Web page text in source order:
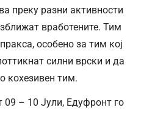
преку разни активности
вработените. Тим
особено за тим кој
силни врски и да
кохезивен тим.
09 – 10 Јули, Едуфронт го